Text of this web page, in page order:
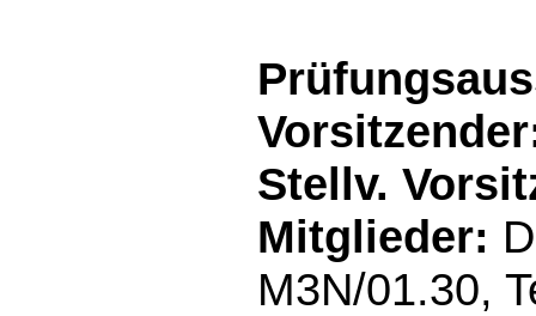
Stellv.
Mitglieder:
M3N/01.30,